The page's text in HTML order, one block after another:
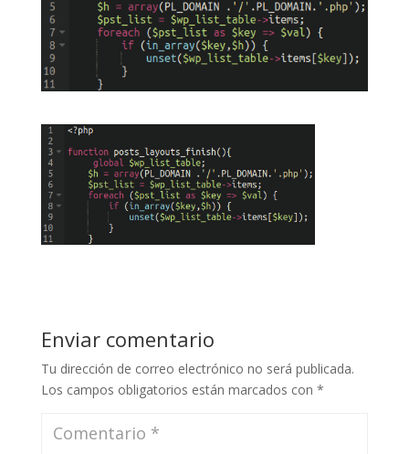
Enviar comentario
Tu dirección de correo electrónico no será publicada.
Los campos obligatorios están marcados con *